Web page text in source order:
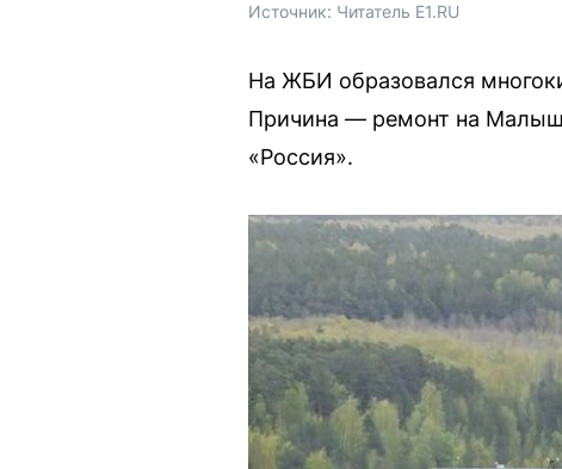
Источник: Читатель E1.RU
На ЖБИ образовался
Причина — ремонт на
«Россия».